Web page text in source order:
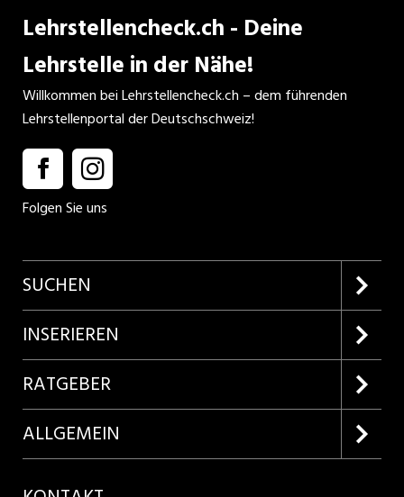
Lehrstellencheck.ch - Deine
Lehrstelle in der Nähe!
Willkommen bei Lehrstellencheck.ch – dem führenden
Lehrstellenportal der Deutschschweiz!
Folgen Sie uns
SUCHEN
Firmenprofile entdecken
Lehrstellen suchen
INSERIEREN
Kundenlogin
Inserieren
Produkte
RATGEBER
Lehrberufe entdecken
ALLGEMEIN